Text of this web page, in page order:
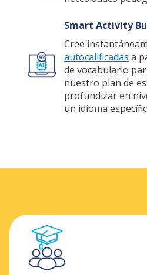
Smart Activity
Cree
autocalificadas a
de vocabulario
nuestro plan de
profundizar en
un idioma